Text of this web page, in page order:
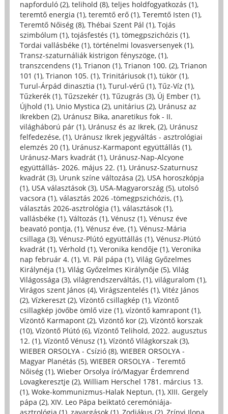
napforduló (2), telihold (8), teljes holdfogyatkozás (1),
teremtő energia (1), teremtő erő (1), Teremtő Isten (1),
Teremtő Nőiség (8), Thébai Szent Pál (1), Tojás
szimbólum (1), tojásfestés (1), tömegpszichózis (1),
Tordai vallásbéke (1), történelmi lovasversenyek (1),
Transz-szaturnáliák kistrigon fényszöge, (1),
transzcendens (1), Trianon (1), Trianon 100. (2), Trianon
101 (1), Trianon 105. (1), Trinitáriusok (1), tükör (1),
Turul-Árpád dinasztia (1), Turul-vérű (1), Tűz-Víz (1),
Tűzkerék (1), Tűzszekér (1), Tűzugrás (3), Új Ember (1),
Újhold (1), Unio Mystica (2), unitárius (2), Uránusz az
Ikrekben (2), Uránusz Bika, anaretikus fok - II.
világháború pár (1), Uránusz és az Ikrek, (2), Uránusz
felfedezése, (1), Uránusz Ikrek jegyváltás - asztrológiai
elemzés 20 (1), Uránusz-Karmapont együttállás (1),
Uránusz-Mars kvadrát (1), Uránusz-Nap-Alcyone
együttállás- 2026. május 22. (1), Uránusz-Szaturnusz
kvadrát (3), Urunk színe változása (2), USA horoszkópja
(1), USA választások (3), USA-Magyarország (5), utolsó
vacsora (1), választás 2026 -tömegpszichózis, (1),
választás 2026-asztrológia (1), választások (1),
vallásbéke (1), Változás (1), Vénusz (1), Vénusz éve
beavató pontja, (1), Vénusz éve, (1), Vénusz-Mária
csillaga (3), Vénusz-Plútó együttállás (1), Vénusz-Plútó
kvadrát (1), Vérhold (1), Veronika kendője (1), Veronika
nap február 4. (1), VI. Pál pápa (1), Világ Győzelmes
Királynéja (1), Világ Győzelmes Királynője (5), Világ
Világossága (3), világrendszerváltás, (1), világuralom (1),
Virágos szent János (4), Virágszentelés (1), Vitéz János
(2), Vízkereszt (2), Vízöntő csillagkép (1), Vízöntő
csillagkép jövőbe ömlő vize (1), vízöntő kamrapont (1),
Vízöntő Karmapont (2), Vizöntő kor (2), Vízöntő korszak
(10), Vízöntő Plútó (6), Vízöntő Telihold, 2022. augusztus
12. (1), Vízöntő Vénusz (1), Vízöntő Világkorszak (3),
WIEBER ORSOLYA - Csízió (8), WIEBER ORSOLYA -
Magyar Planétás (5), WIEBER ORSOLYA - Teremtő
Nőiség (1), Wieber Orsolya író/Magyar Érdemrend
Lovagkeresztje (2), William Herschel 1781. március 13.
(1), Woke-kommunizmus-Halak Neptun, (1), XIII. Gergely
pápa (2), XIV. Leo Pápa beiktató ceremóniája-